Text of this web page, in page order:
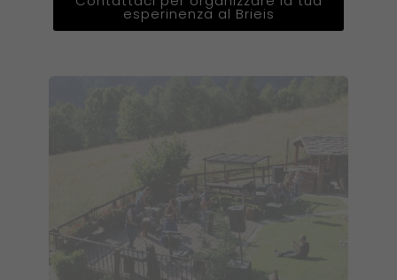
esperinenza al Brieis